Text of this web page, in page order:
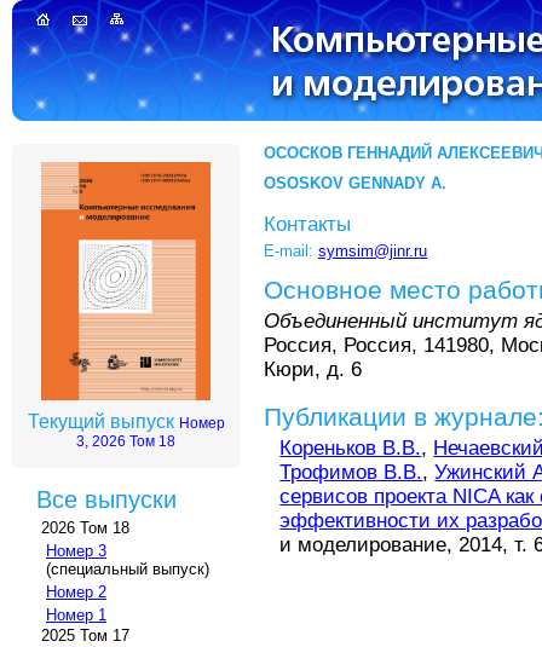
Текущий выпуск Номер
3, 2026 Том 18
Все выпуски
2026 Том 18
Номер 3
(специальный выпуск)
Номер 2
Номер 1
2025 Том 17
ОСОСКОВ ГЕННАДИЙ
OSOSKOV GENNADY A.
Контакты
E-mail: symsim@jinr.ru
Основное место
Объединенный институт
Россия, Россия, 141980,
Кюри, д. 6
Публикации в
Кореньков В.В.,
Трофимов В.В.,Ужинский
сервисов проекта NICA
эффективности их
и моделирование, 2014,